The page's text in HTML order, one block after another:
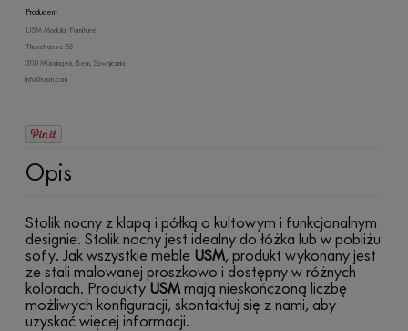
Producent
USM Modular Furniture
Thunstrasse 55
3110 Münsingen, Bern, Szwajcaria
info@usm.com
Opis
Stolik nocny z klapą i półką o kultowym i funkcjonalnym
designie. Stolik nocny jest idealny do łóżka lub w pobliżu
sofy. Jak wszystkie meble USM, produkt wykonany jest
ze stali malowanej proszkowo i dostępny w różnych
kolorach. Produkty USMmają nieskończoną liczbę
możliwych konfiguracji, skontaktuj się z nami, aby
uzyskać więcej informacji.